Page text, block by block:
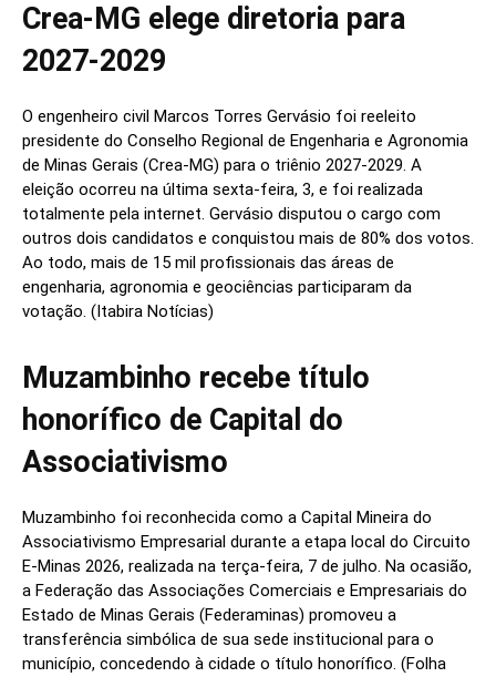
Crea-MG elege diretoria para
2027-2029
O engenheiro civil Marcos Torres Gervásio foi reeleito
presidente do Conselho Regional de Engenharia e Agronomia
de Minas Gerais (Crea-MG) para o triênio 2027-2029. A
eleição ocorreu na última sexta-feira, 3, e foi realizada
totalmente pela internet. Gervásio disputou o cargo com
outros dois candidatos e conquistou mais de 80% dos votos.
Ao todo, mais de 15 mil profissionais das áreas de
engenharia, agronomia e geociências participaram da
votação. (Itabira Notícias)
Muzambinho recebe título
honorífico de Capital do
Associativismo
Muzambinho foi reconhecida como a Capital Mineira do
Associativismo Empresarial durante a etapa local do Circuito
E-Minas 2026, realizada na terça-feira, 7 de julho. Na ocasião,
a Federação das Associações Comerciais e Empresariais do
Estado de Minas Gerais (Federaminas) promoveu a
transferência simbólica de sua sede institucional para o
município, concedendo à cidade o título honorífico. (Folha